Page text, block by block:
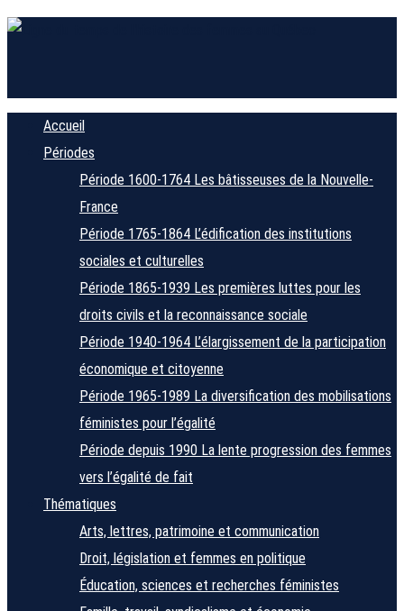
Accueil
Périodes
Période 1600-1764 Les bâtisseuses de la Nouvelle-
France
Période 1765-1864 L’édification des institutions
sociales et culturelles
Période 1865-1939 Les premières luttes pour les
droits civils et la reconnaissance sociale
Période 1940-1964 L’élargissement de la participation
économique et citoyenne
Période 1965-1989 La diversification des mobilisations
féministes pour l’égalité
Période depuis 1990 La lente progression des femmes
vers l’égalité de fait
Thématiques
Arts, lettres, patrimoine et communication
Droit, législation et femmes en politique
Éducation, sciences et recherches féministes